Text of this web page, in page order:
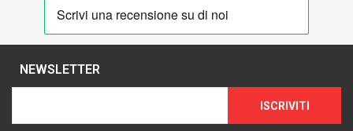
NEWSLETTER
ISCRIVITI